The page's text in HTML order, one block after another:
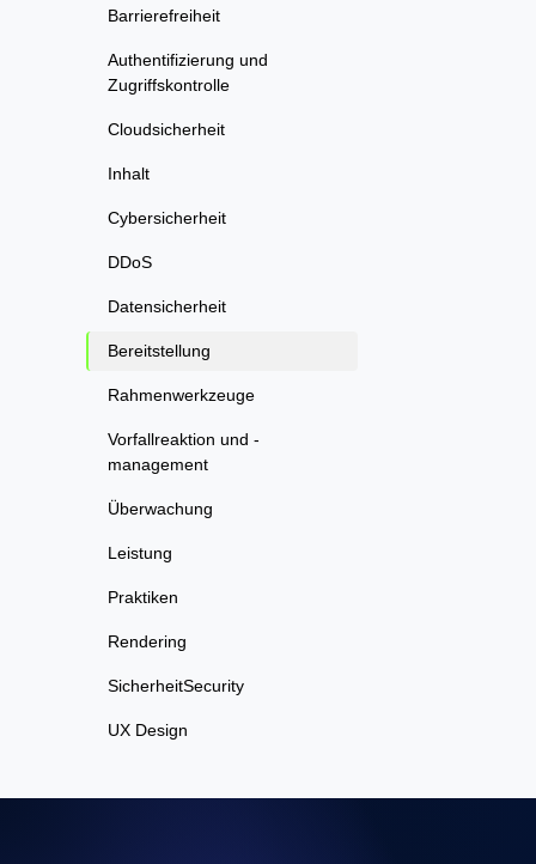
Barrierefreiheit
Authentifizierung und
Zugriffskontrolle
Cloudsicherheit
Inhalt
Cybersicherheit
DDoS
Datensicherheit
Bereitstellung
Rahmenwerkzeuge
Vorfallreaktion und -
management
Überwachung
Leistung
Praktiken
Rendering
SicherheitSecurity
UX Design